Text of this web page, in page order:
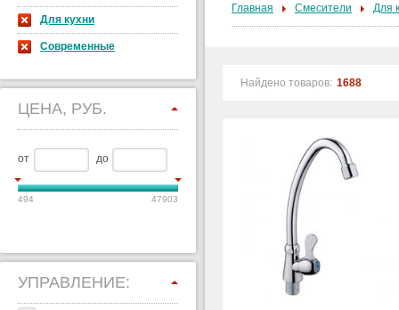
Для кухни
Современные
ЦЕНА, РУБ.
от до
494 47903
УПРАВЛЕНИЕ:
Главная Смесители Для
Найдено товаров: 1688